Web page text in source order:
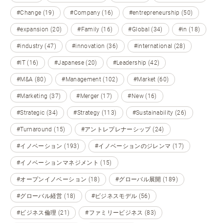
#Change (19) #Company (16) #entrepreneurship (50)
#expansion (20) #Family (16) #Global (34) #in (18)
#industry (47) #innovation (36) #international (28)
#IT (16) #Japanese (20) #Leadership (42)
#M&A (80) #Management (102) #Market (60)
#Marketing (37) #Merger (17) #New (16)
#Strategic (34) #Strategy (113) #Sustainability (26)
#Turnaround (15) #アントレプレナーシップ (24)
#イノベーション (193) #イノベーションのジレンマ (17)
#イノベーションマネジメント (15)
#オープンイノベーション (18) #グローバル展開 (189)
#グローバル経営 (18) #ビジネスモデル (56)
#ビジネス倫理 (21) #ファミリービジネス (83)